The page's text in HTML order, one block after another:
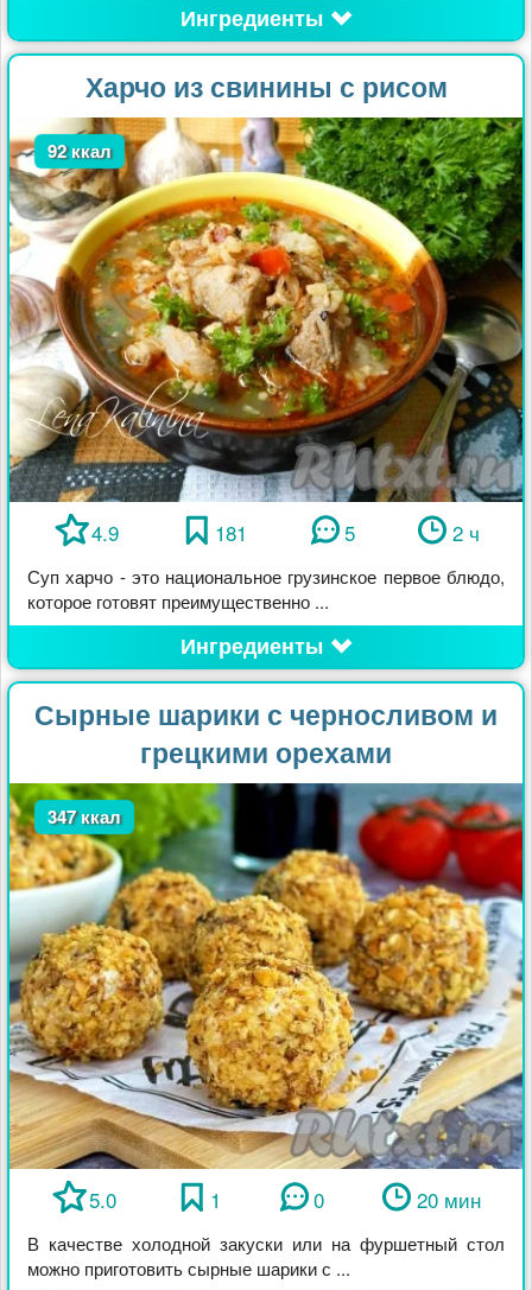
Ингредиенты
Харчо из свинины с рисом
92 ккал
4.9 181 5 2 ч
Суп харчо - это национальное грузинское первое блюдо,
которое готовят преимущественно ...
Ингредиенты
Сырные шарики с черносливом и
грецкими орехами
347 ккал
5.0 1 0 20 мин
В качестве холодной закуски или на фуршетный стол
можно приготовить сырные шарики с ...